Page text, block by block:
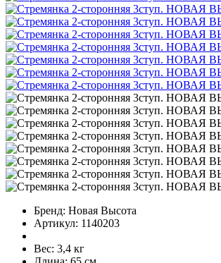
Бренд: Новая Высота
Артикул: 1140203
Вес: 3,4 кг